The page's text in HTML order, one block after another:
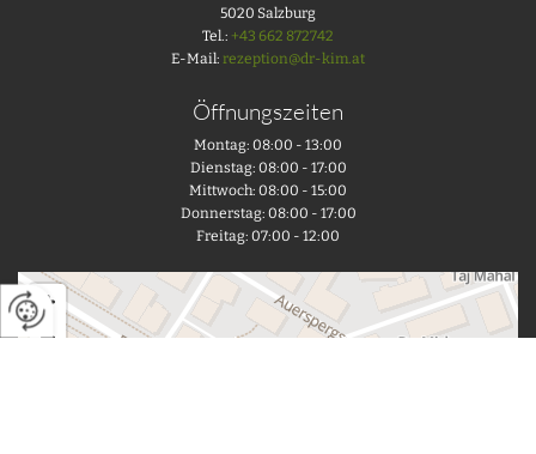
5020 Salzburg
Tel.: +43 662 872742
E-Mail: rezeption@dr-kim.at
Öffnungszeiten
Montag: 08:00 - 13:00
Dienstag: 08:00 - 17:00
Mittwoch: 08:00 - 15:00
Donnerstag: 08:00 - 17:00
Freitag: 07:00 - 12:00